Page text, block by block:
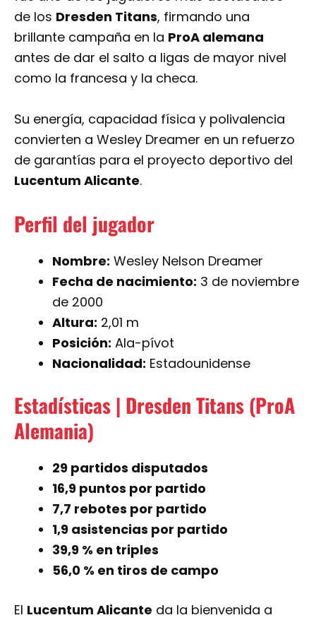
de los Dresden Titans, firmando una
brillante campaña en la ProA alemana
antes de dar el salto a ligas de mayor nivel
como la francesa y la checa.
Su energía, capacidad física y polivalencia
convierten a Wesley Dreamer en un refuerzo
de garantías para el proyecto deportivo del
Lucentum Alicante.
Perfil del jugador
Nombre: Wesley Nelson Dreamer
Fecha de nacimiento: 3 de noviembre
de 2000
Altura: 2,01 m
Posición: Ala-pívot
Nacionalidad: Estadounidense
Estadísticas | Dresden Titans (ProA
Alemania)
29 partidos disputados
16,9 puntos por partido
7,7 rebotes por partido
1,9 asistencias por partido
39,9 % en triples
56,0 % en tiros de campo
El Lucentum Alicante da la bienvenida a